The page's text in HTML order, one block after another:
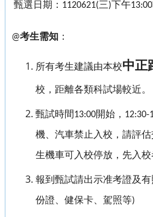
甄選日期： 1120621(三)下午13:00
@考生需知 ：
所有考生建議由本校中正
校，距離各類科試場較近。
甄試時間13:00開始， 12:30-
機、汽車禁止入校，請評估
生機車可入校停放，先入校
報到甄試請出示准考證及
份證、健保卡、駕照等)